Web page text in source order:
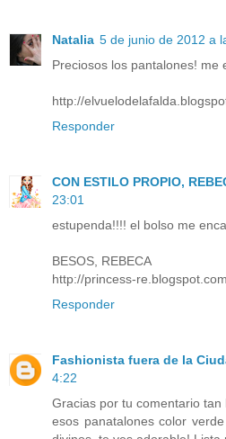
Natalia 5 de junio de 2012 a
Preciosos los pantalones! me
http://
Responder
CON ESTILO PROPIO,
23:01
estupenda!!!! el bolso me
BESOS, REBECA
http://princess-re.blogspot.com
Responder
Fashionista fuera de la
4:22
Gracias por tu comentario tan
esos panatalones color